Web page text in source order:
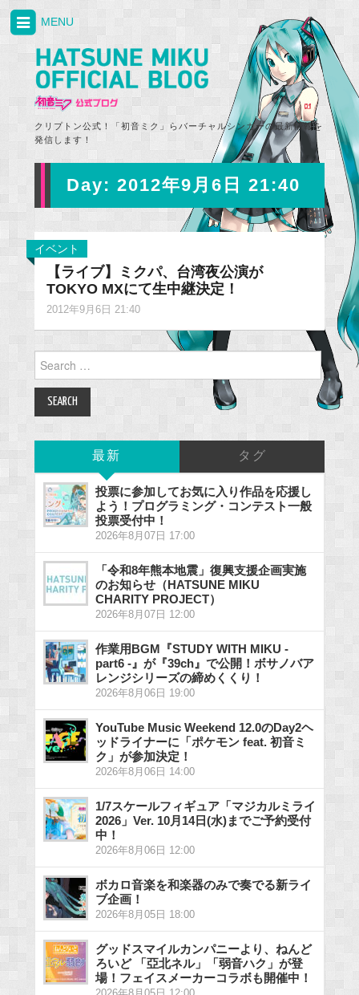
クリプトン公式！「初音ミク」らバーチャルシンガーの最新情報を
発信します！
MENU
Day: 2012年9月6日 21:40
イベント
【ライブ】ミクパ、台湾夜公演が
TOKYO MXにて生中継決定！
2012年9月6日 21:40
Search
for:
最新 タグ
投票に参加してお気に入り作品を応援し
よう！プログラミング・コンテスト一般
投票受付中！
2026年8月07日 17:00
「令和8年熊本地震」復興支援企画実施
のお知らせ（HATSUNE MIKU
CHARITY PROJECT）
2026年8月07日 12:00
作業用BGM『STUDY WITH MIKU -
part6 -』が『39ch』で公開！ボサノバア
レンジシリーズの締めくくり！
2026年8月06日 19:00
YouTube Music Weekend 12.0のDay2ヘ
ッドライナーに「ポケモン feat. 初音ミ
ク」が参加決定！
2026年8月06日 14:00
1/7スケールフィギュア「マジカルミライ
2026」Ver. 10月14日(水)までご予約受付
中！
2026年8月06日 12:00
ボカロ音楽を和楽器のみで奏でる新ライ
ブ企画！
2026年8月05日 18:00
グッドスマイルカンパニーより、ねんど
ろいど 「亞北ネル」「弱音ハク」が登
場！フェイスメーカーコラボも開催中！